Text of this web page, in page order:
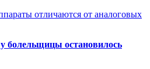
отличаются от аналоговых
болельщицы остановилось